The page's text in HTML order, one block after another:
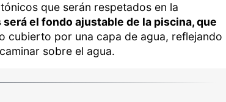
que serán respetados en la
el fondo ajustable de la piscina, que
cubierto por una capa de agua, reflejando
sobre el agua.